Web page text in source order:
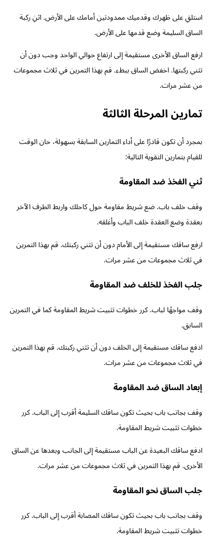
استلقِ على ظهرك وقدميك ممدودتين أمامك على الأرض. اثنِ ركبة
الساق السليمة وضع قدمها على الأرض.
ارفع الساق الأخرى مستقيمة إلى ارتفاع حوالي الواحد وجب دون أن
تثني ركبتها. اخفض الساق ببطء. قم بهذا التمرين في ثلاث مجموعات
من عشر مرات.
تمارين المرحلة الثالثة
بمجرد أن تكون قادرًا على أداء التمارين السابقة بسهولة، حان الوقت
للقيام بتمارين التقوية التالية:
ثني الفخذ ضد المقاومة
وقف خلف باب. ضع شريط مقاومة حول كاحلك واربط الطرف الآخر
بعقدة وضع العقدة خلف الباب وأغلقه.
ارفع ساقك مستقيمة إلى الأمام دون أن تثني ركبتك. قم بهذا التمرين
في ثلاث مجموعات من عشر مرات.
جلب الفخذ للخلف ضد المقاومة
وقف مواجهًا لباب. كرر خطوات تثبيت شريط المقاومة كما في التمرين
السابق.
ادفع ساقك مستقيمة إلى الخلف دون أن تثني ركبتك. قم بهذا التمرين
في ثلاث مجموعات من عشر مرات.
إبعاد الساق ضد المقاومة
وقف بجانب باب بحيث تكون ساقك السليمة أقرب إلى الباب. كرر
خطوات تثبيت شريط المقاومة.
ادفع ساقك البعيدة عن الباب مستقيمة إلى الجانب وبعدها عن الساق
الأخرى. قم بهذا التمرين في ثلاث مجموعات من عشر مرات.
جلب الساق نحو المقاومة
وقف بجانب باب بحيث تكون ساقك المصابة أقرب إلى الباب. كرر
خطوات تثبيت شريط المقاومة.